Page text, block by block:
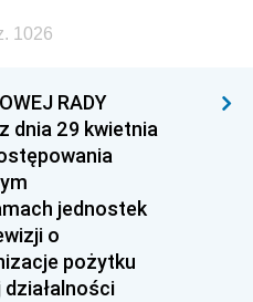
1026
RADY
dnia 29 kwietnia
jednostek
o
pożytku